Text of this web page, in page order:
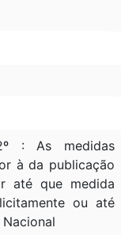
: As medidas
à da publicação
até que medida
ou até